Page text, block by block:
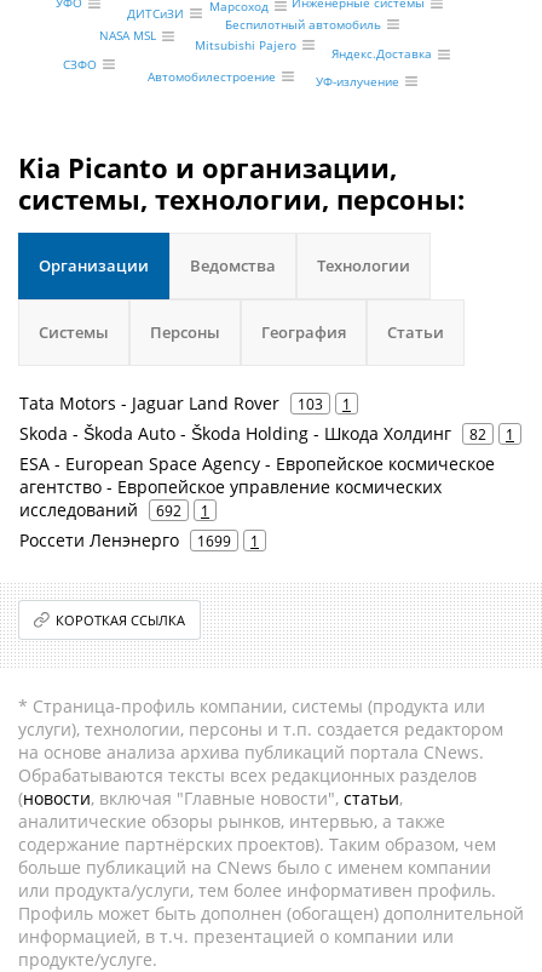
ДИТСиЗИ Марсоход
Беспилотный автомобиль
NASA MSL
Mitsubishi Pajero
Яндекс.Доставка
СЗФО
Автомобилестроение УФ-излучение
Kia Picanto и организации,
системы, технологии, персоны:
Организации Ведомства Технологии
Системы Персоны География Статьи
Tata Motors - Jaguar Land Rover 103 1
Skoda - Škoda Auto - Škoda Holding - Шкода Холдинг 82 1
ESA - European Space Agency - Европейское космическое
агентство - Европейское управление космических
исследований
692 1
Россети Ленэнерго 1699 1
КОРОТКАЯ ССЫЛКА
* Страница-профиль компании, системы (продукта или
услуги), технологии, персоны и т.п. создается редактором
на основе анализа архива публикаций портала CNews.
Обрабатываются тексты всех редакционных разделов
(новости, включая "Главные новости", статьи,
аналитические обзоры рынков, интервью, а также
содержание партнёрских проектов). Таким образом, чем
больше публикаций на CNews было с именем компании
или продукта/услуги, тем более информативен профиль.
Профиль может быть дополнен (обогащен) дополнительной
информацией, в т.ч. презентацией о компании или
продукте/услуге.